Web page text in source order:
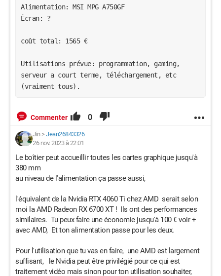
Alimentation: MSI MPG A750GF
Écran: ?
coût total: 1565 €
Utilisations prévue: programmation, gaming,
serveur a court terme, téléchargement, etc
(vraiment tous).
Commenter 0
Jin> Jean26843326
26 nov. 2023 à 22:01
Le boîtier peut accueillir toutes les cartes graphique jusqu'à
380 mm
au niveau de l'alimentation ça passe aussi,
l'équivalent de la Nvidia RTX 4060 Ti chez AMD serait selon
moi la AMD Radeon RX 6700 XT ! Ils ont des performances
similaires. Tu peux faire une économie jusqu'à 100 € voir +
avec AMD, Et ton alimentation passe pour les deux.
Pour l'utilisation que tu vas en faire, une AMD est largement
suffisant, le Nvidia peut être privilégié pour ce qui est
traitement vidéo mais sinon pour ton utilisation souhaiter,